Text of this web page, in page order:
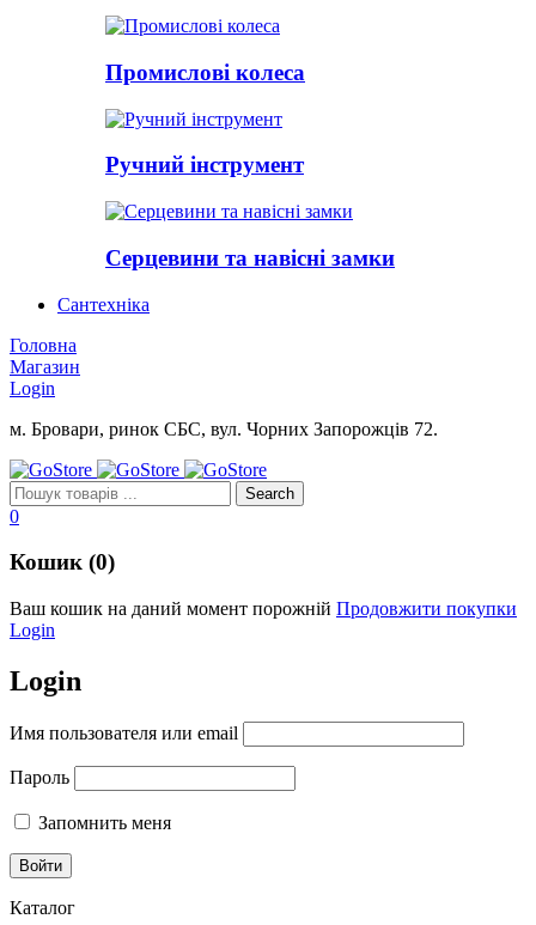
Промислові колеса
Ручний інструмент
Серцевини та навісні замки
Сантехніка
Головна
Магазин
Login
м. Бровари, ринок СБС, вул. Чорних Запорожців 72.
0
Кошик (0)
Ваш кошик на даний момент порожній Продовжити покупки
Login
Login
Имя пользователя или email
Пароль
Запомнить меня
Каталог